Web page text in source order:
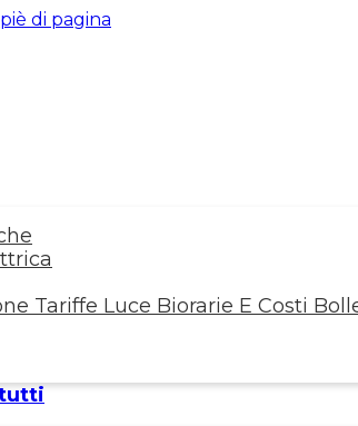
di pagina
Tariffe Luce Biorarie E Costi